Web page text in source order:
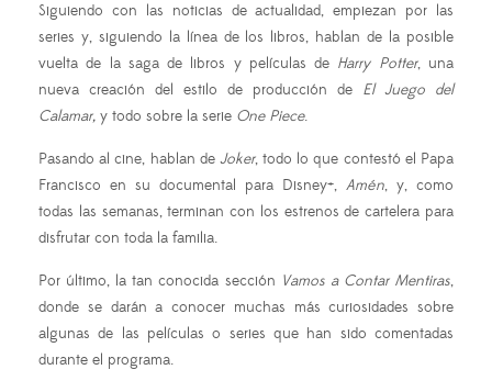
Siguiendo con las noticias de actualidad, empiezan por las
series y, siguiendo la línea de los libros, hablan de la posible
vuelta de la saga de libros y películas de Harry Potter, una
nueva creación del estilo de producción de El Juego del
Calamar, y todo sobre la serie One Piece.
Pasando al cine, hablan de Joker, todo lo que contestó el Papa
Francisco en su documental para Disney+, Amén, y, como
todas las semanas, terminan con los estrenos de cartelera para
disfrutar con toda la familia.
Por último, la tan conocida sección Vamos a Contar Mentiras,
donde se darán a conocer muchas más curiosidades sobre
algunas de las películas o series que han sido comentadas
durante el programa.